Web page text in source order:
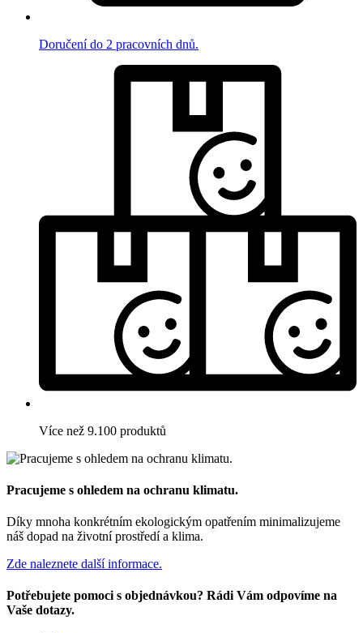
Doručení do 2 pracovních dnů.
Více než 9.100 produktů
Pracujeme s ohledem na ochranu klimatu.
Díky mnoha konkrétním ekologickým opatřením minimalizujeme
náš dopad na životní prostředí a klima.
Zde naleznete další informace.
Potřebujete pomoci s objednávkou? Rádi Vám odpovíme na
Vaše dotazy.